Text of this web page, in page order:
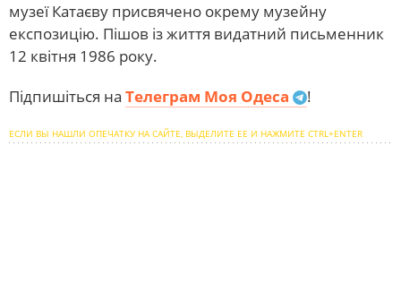
музеї Катаєву присвячено окрему музейну
експозицію. Пішов із життя видатний письменник
12 квітня 1986 року.
Підпишіться на Телеграм Моя Одеса !
ЕСЛИ ВЫ НАШЛИ ОПЕЧАТКУ НА САЙТЕ, ВЫДЕЛИТЕ ЕЕ И НАЖМИТЕ CTRL+ENTER